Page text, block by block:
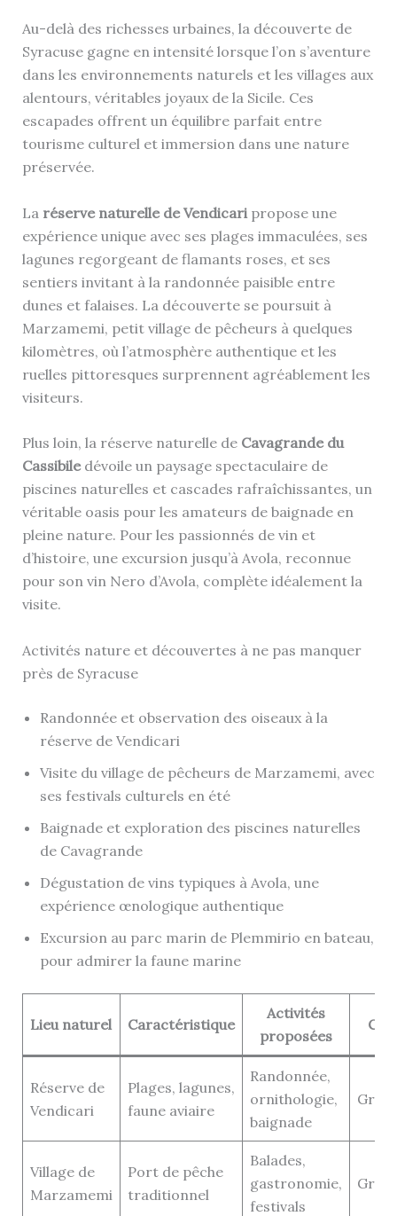
Au-delà des richesses urbaines, la découverte de
Syracuse gagne en intensité lorsque l’on s’aventure
dans les environnements naturels et les villages aux
alentours, véritables joyaux de la Sicile. Ces
escapades offrent un équilibre parfait entre
tourisme culturel et immersion dans une nature
préservée.
La réserve naturelle de Vendicaripropose une
expérience unique avec ses plages immaculées, ses
lagunes regorgeant de flamants roses, et ses
sentiers invitant à la randonnée paisible entre
dunes et falaises. La découverte se poursuit à
Marzamemi, petit village de pêcheurs à quelques
kilomètres, où l’atmosphère authentique et les
ruelles pittoresques surprennent agréablement les
visiteurs.
Plus loin, la réserve naturelle de Cavagrande du
Cassibiledévoile un paysage spectaculaire de
piscines naturelles et cascades rafraîchissantes, un
véritable oasis pour les amateurs de baignade en
pleine nature. Pour les passionnés de vin et
d’histoire, une excursion jusqu’à Avola, reconnue
pour son vin Nero d’Avola, complète idéalement la
visite.
Activités nature et découvertes à ne pas manquer
près de Syracuse
Randonnée et observation des oiseaux à la
réserve de Vendicari
Visite du village de pêcheurs de Marzamemi, avec
ses festivals culturels en été
Baignade et exploration des piscines naturelles
de Cavagrande
Dégustation de vins typiques à Avola, une
expérience œnologique authentique
Excursion au parc marin de Plemmirio en bateau,
pour admirer la faune marine
Lieu naturel Caractéristique
Activités
proposées
Réserve de
Vendicari
Plages, lagunes,
faune aviaire
Randonnée,
ornithologie,
baignade
Village de
Marzamemi
Port de pêche
traditionnel
Balades,
gastronomie,
festivals